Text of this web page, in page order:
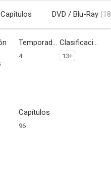
Capítulos DVD / Blu-Ray
Temporadas
4
Clasificación por edades
13+
Capítulos
96